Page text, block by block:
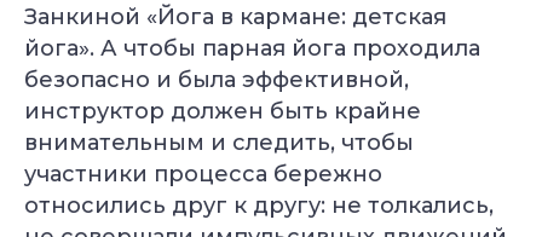
Занкиной «Йога в кармане: детская
йога». А чтобы парная йога проходила
безопасно и была эффективной,
инструктор должен быть крайне
внимательным и следить, чтобы
участники процесса бережно
относились друг к другу: не толкались,